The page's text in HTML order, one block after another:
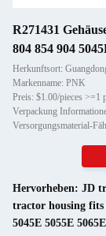
R271431
804 854 904
Herkunftsort:
Markenname: PNK
Preis: $1.00/pieces >=1
Verpackung
Versorgungsmaterial-
Hervorheben: JD
tractor housing fits
5045E 5055E